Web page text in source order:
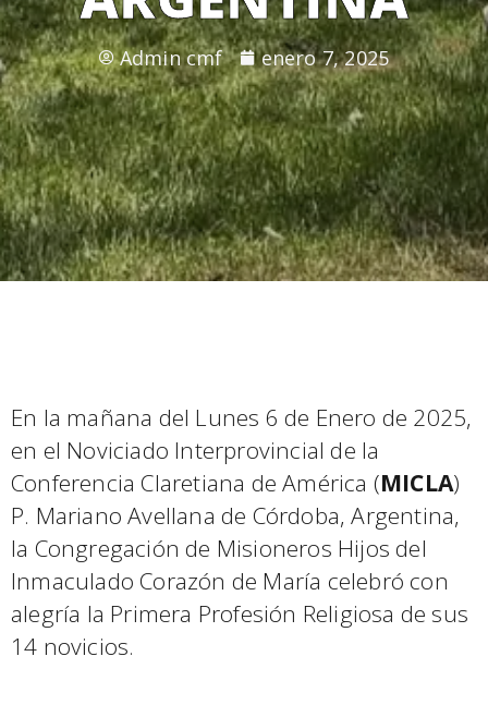
Admin cmf enero 7, 2025
En la mañana del Lunes 6 de Enero de 2025,
en el Noviciado Interprovincial de la
Conferencia Claretiana de América (MICLA)
P. Mariano Avellana de Córdoba, Argentina,
la Congregación de Misioneros Hijos del
Inmaculado Corazón de María celebró con
alegría la Primera Profesión Religiosa de sus
14 novicios.